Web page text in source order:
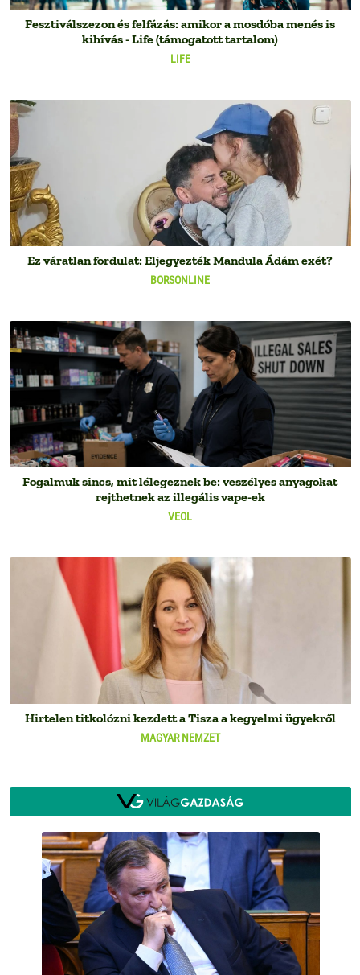
LIFE
Fesztiválszezon és felfázás: amikor a mosdóba menés is
kihívás - Life (támogatott tartalom)
BORSONLINE
Ez váratlan fordulat: Eljegyezték Mandula Ádám exét?
VEOL
Fogalmuk sincs, mit lélegeznek be: veszélyes anyagokat
rejthetnek az illegális vape-ek
MAGYAR NEMZET
Hirtelen titkolózni kezdett a Tisza a kegyelmi ügyekről